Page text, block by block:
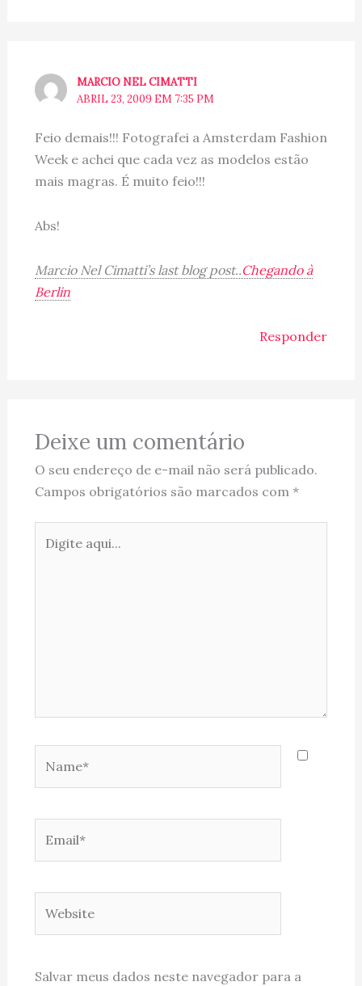
MARCIO NEL CIMATTI
ABRIL 23, 2009 EM 7:35 PM
Feio demais!!! Fotografei a Amsterdam Fashion
Week e achei que cada vez as modelos estão
mais magras. É muito feio!!!
Abs!
Marcio Nel Cimatti’s last blog post..Chegando à
Berlin
Responder
Deixe um comentário
O seu endereço de e-mail não será publicado.
Campos obrigatórios são marcados com *
aqui...
Salvar meus dados neste navegador para a